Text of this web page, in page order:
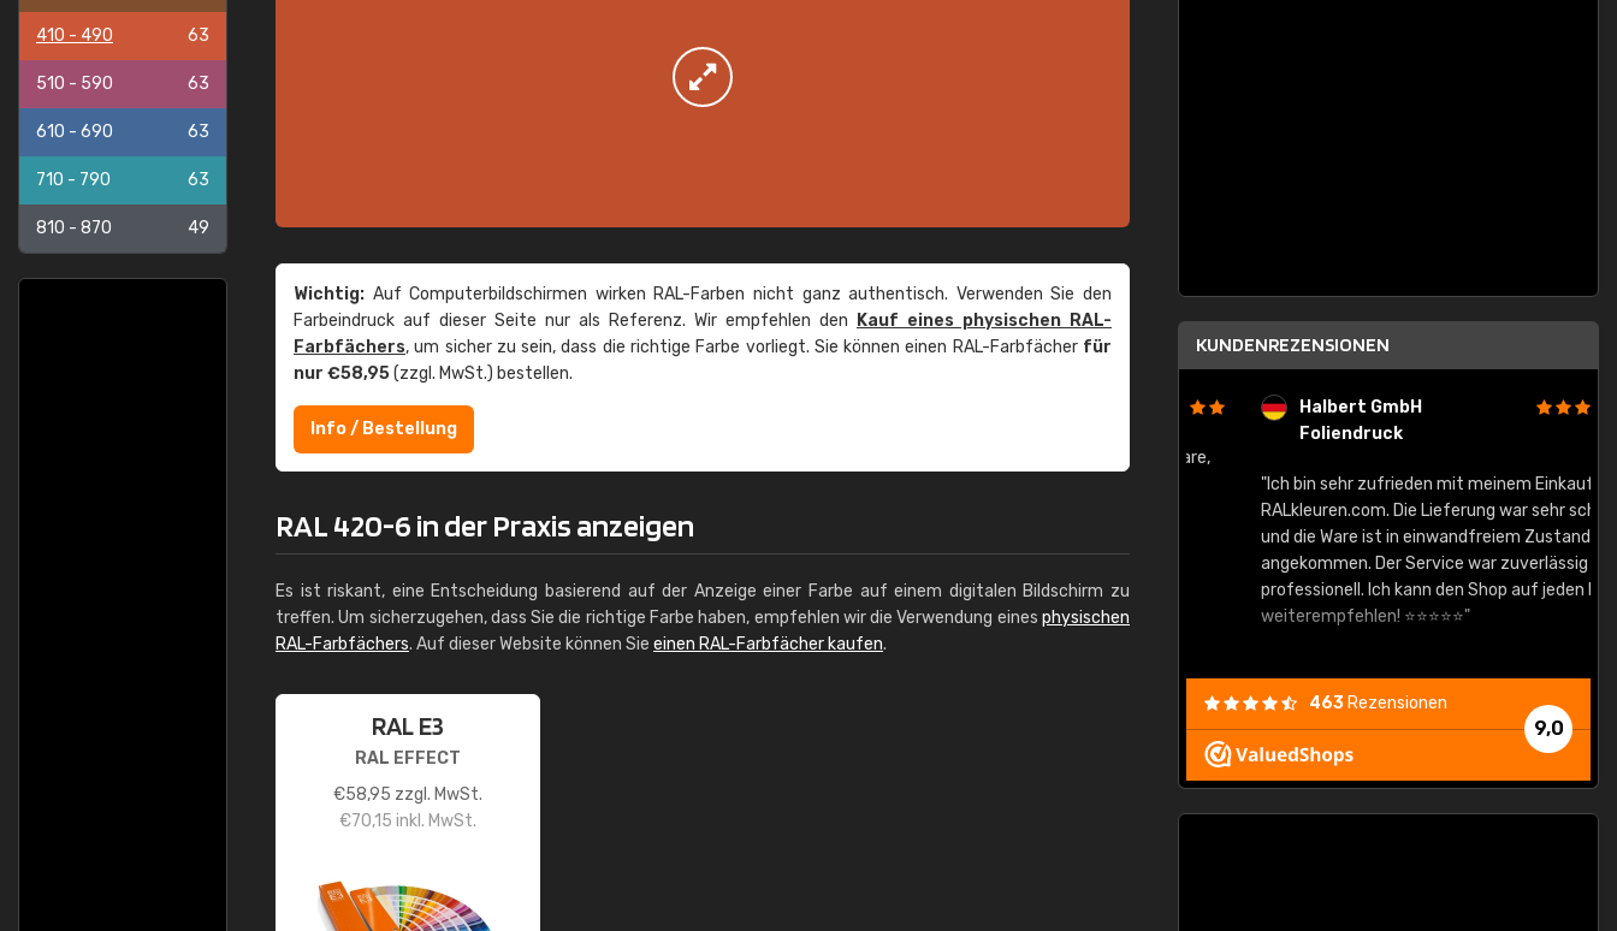
410 - 490 63
510 - 590 63
610 - 690 63
710 - 790 63
810 - 870 49
Wichtig: Auf Computerbildschirmen wirken RAL-Farben nicht ganz authentisch. Verwenden Sie den
Farbeindruck auf dieser Seite nur als Referenz. Wir empfehlen den
Kauf eines physischen RAL-
Farbfächers, um sicher zu sein, dass die richtige Farbe vorliegt. Sie können einen RAL-Farbfächer für
nur €58,95(zzgl. MwSt.) bestellen.
Info / Bestellung
RAL 420-6 in der Praxis anzeigen
Es ist riskant, eine Entscheidung basierend auf der Anzeige einer Farbe auf einem digitalen Bildschirm zu
treffen. Um sicherzugehen, dass Sie die richtige Farbe haben, empfehlen wir die Verwendung eines physischen
RAL-Farbfächers. Auf dieser Website können Sie einen RAL-Farbfächer kaufen.
RAL E3
RAL EFFECT
€58,95 zzgl. MwSt.
€70,15 inkl. MwSt.
KUNDENREZENSIONEN
Halbert GmbH
Foliendruck
"Ich bin sehr zufrieden mit meinem Einkauf bei
RALkleuren.com. Die Lieferung war sehr schnell
und die Ware ist in einwandfreiem Zustand
angekommen. Der Service war zuverlässig und
professionell. Ich kann den Shop auf jeden Fall
weiterempfehlen! ⭐⭐⭐⭐⭐"
9,0
463 Rezensionen